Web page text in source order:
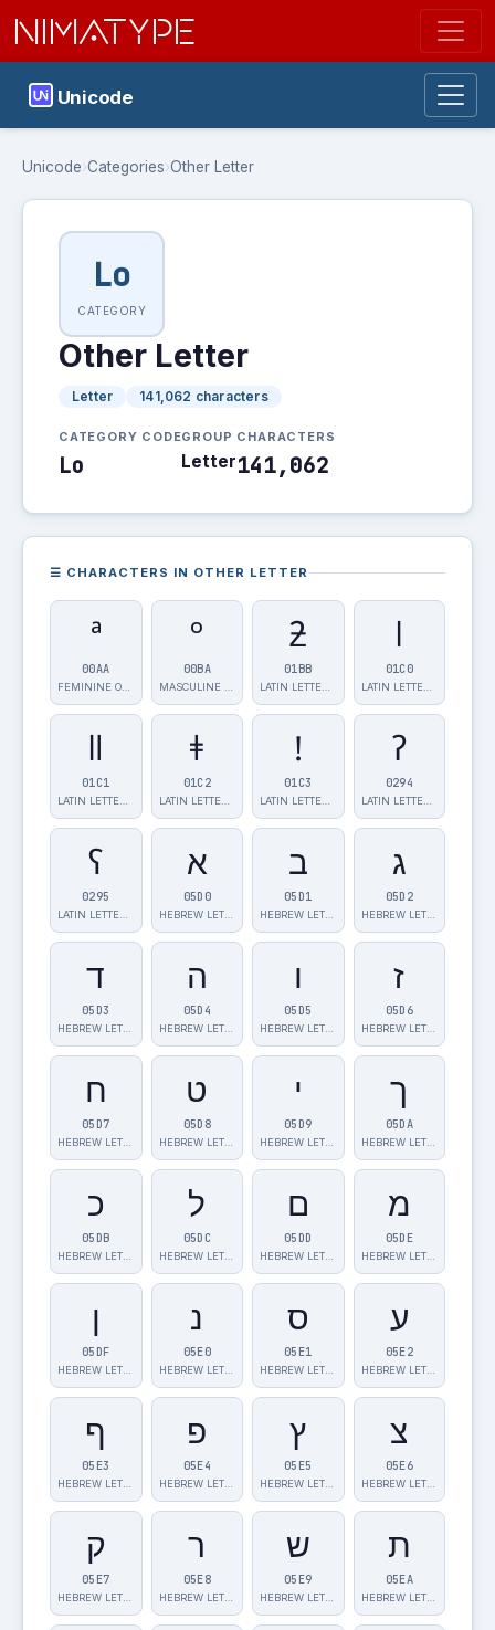
NIMATYPE
Unicode
Unicode›Categories›Other Letter
Lo
CATEGORY
Other Letter
Letter 141,062 characters
CATEGORY CODE
Lo
GROUP
Letter
CHARACTERS
141,062
☰ CHARACTERS IN OTHER LETTER
ª
00AA
º
00BA
ƻ
01BB
ǀ
01C0
ǁ
01C1
ǂ
01C2
ǃ
01C3
ʔ
0294
ʕ
0295
א
05D0
HEBREW LETTER…
ב
05D1
ג
05D2
HEBREW LETTER…
ד
05D3
ה
05D4
HEBREW LETTER…
ו
05D5
ז
05D6
HEBREW LETTER…
ח
05D7
ט
05D8
HEBREW LETTER…
י
05D9
ך
05DA
HEBREW LETTER…
כ
05DB
ל
05DC
HEBREW LETTER…
ם
05DD
מ
05DE
HEBREW LETTER…
ן
05DF
נ
05E0
HEBREW LETTER…
ס
05E1
ע
05E2
HEBREW LETTER…
ף
05E3
פ
05E4
HEBREW LETTER…
ץ
05E5
צ
05E6
HEBREW LETTER…
ק
05E7
ר
05E8
HEBREW LETTER…
ש
05E9
ת
05EA
HEBREW LETTER…